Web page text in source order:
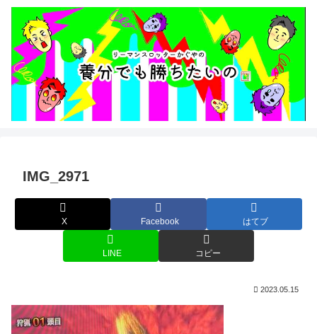
IMG_2971
X Facebook はてブ
LINE コピー
2023.05.15